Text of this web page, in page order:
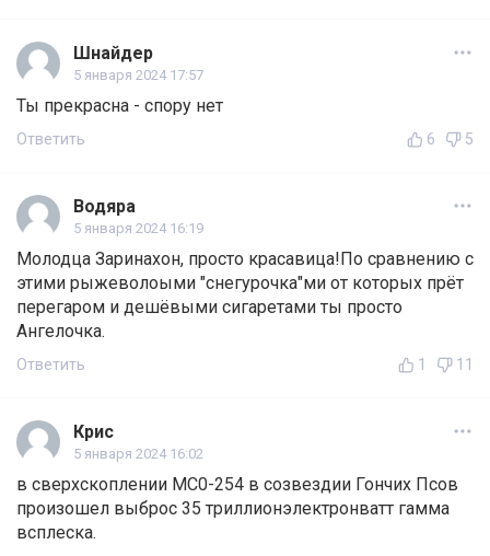
Шнайдер
5 января 2024 17:57
Ты прекрасна - спору нет
Ответить 6 5
Водяра
5 января 2024 16:19
Молодца Заринахон, просто красавица!По сравнению с
этими рыжеволоыми "снегурочка"ми от которых прёт
перегаром и дешёвыми сигаретами ты просто
Ангелочка.
Ответить 1 11
Крис
5 января 2024 16:02
в сверхскоплении МС0-254 в созвездии Гончих Псов
произошел выброс 35 триллионэлектронватт гамма
всплеска.